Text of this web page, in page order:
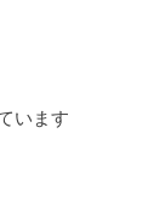
います